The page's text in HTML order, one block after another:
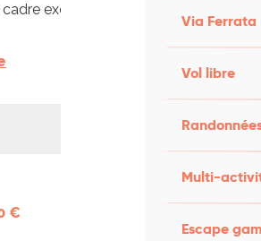
Via Ferrata
Vol libre
Multi-
Escape
exceptionnel au cœur des...
€